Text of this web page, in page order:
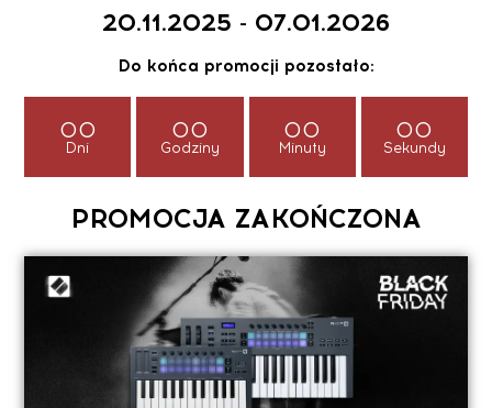
20.11.2025 - 07.01.2026
Do końca promocji pozostało:
00
Dni
00
Godziny
00
Minuty
00
Sekundy
PROMOCJA ZAKOŃCZONA